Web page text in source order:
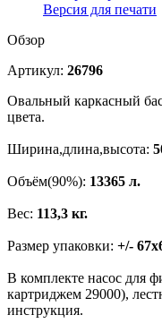
Версия для печати
Обзор
Артикул: 26796
Овальный каркасный
цвета.
Ширина,длина,высота:
Объём(90%): 13365 л.
Вес: 113,3 кг.
Размер упаковки: +/-
В комплекте насос для
картриджем 29000),
инструкция.